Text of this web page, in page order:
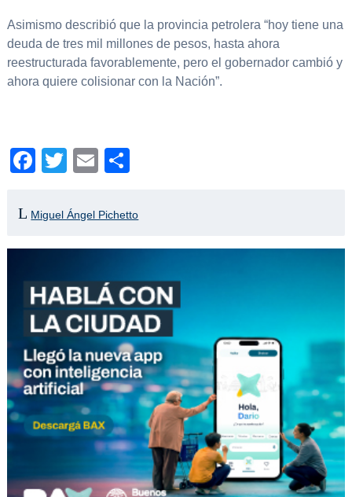
Asimismo describió que la provincia petrolera “hoy tiene una
deuda de tres mil millones de pesos, hasta ahora
reestructurada favorablemente, pero el gobernador cambió y
ahora quiere colisionar con la Nación”.
Facebook
TwitterEmail
Miguel Ángel Pichetto